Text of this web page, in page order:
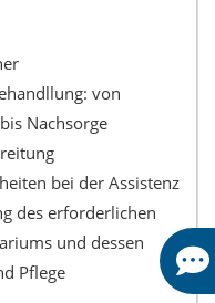
von
Nachsorge
bei der Assistenz
des erforderlichen
und dessen
Pflege